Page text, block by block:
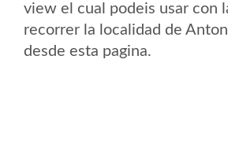
view el cual podeis usar con
recorrer la localidad de
desde esta pagina.